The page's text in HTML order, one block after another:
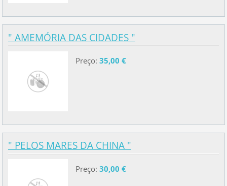
" AMEMÓRIA DAS CIDADES "
Preço: 35,00 €
" PELOS MARES DA CHINA "
Preço: 30,00 €